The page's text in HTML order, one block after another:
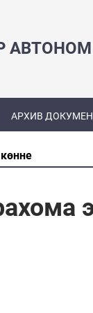
АРХИВ